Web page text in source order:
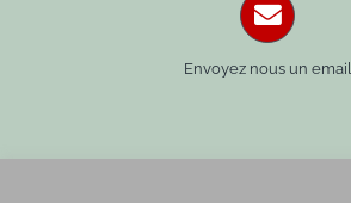
Envoyez nous un email